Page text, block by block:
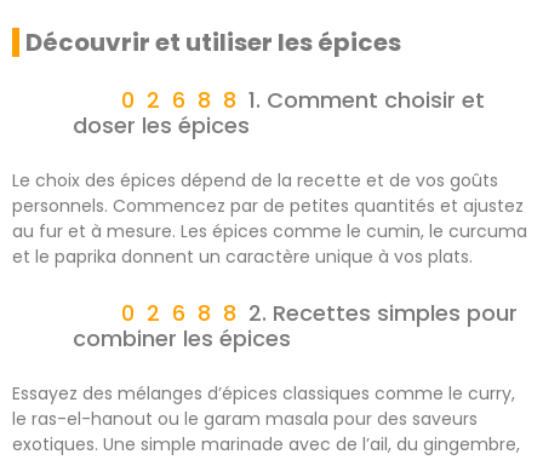
Découvrir et utiliser les épices
1. Comment choisir et
doser les épices
Le choix des épices dépend de la recette et de vos goûts
personnels. Commencez par de petites quantités et ajustez
au fur et à mesure. Les épices comme le cumin, le curcuma
et le paprika donnent un caractère unique à vos plats.
2. Recettes simples pour
combiner les épices
Essayez des mélanges d’épices classiques comme le curry,
le ras-el-hanout ou le garam masala pour des saveurs
exotiques. Une simple marinade avec de l’ail, du gingembre,